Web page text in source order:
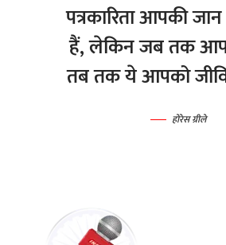
पत्रकारिता आपकी
हैं, लेकिन जब तक
तब तक ये आपको
होरेस ग्रीले